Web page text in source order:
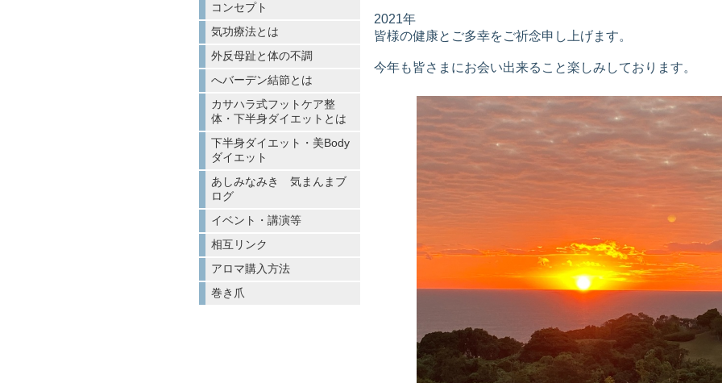
2021年
皆様の健康とご多幸をご祈念申し上げます。
今年も皆さまにお会い出来ること楽しみしております。
コンセプト
気功療法とは
外反母趾と体の不調
へバーデン結節とは
カサハラ式フットケア整
体・下半身ダイエットとは
下半身ダイエット・美Body
ダイエット
あしみなみき 気まんまブ
ログ
イベント・講演等
相互リンク
アロマ購入方法
巻き爪